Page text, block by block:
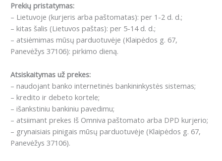
Prekių pristatymas:
– Lietuvoje (kurjeris arba paštomatas): per 1-2 d. d.;
– kitas šalis (Lietuvos paštas): per 5-14 d. d.;
– atsiėmimas mūsų parduotuvėje (Klaipėdos g. 67,
Panevėžys 37106): pirkimo dieną.
Atsiskaitymas už prekes:
– naudojant banko internetinės bankininkystės sistemas;
– kredito ir debeto kortele;
– išankstiniu bankiniu pavedimu;
– atsiimant prekes Iš Omniva paštomato arba DPD kurjerio;
– grynaisiais pinigais mūsų parduotuvėje (Klaipėdos g. 67,
Panevėžys 37106).